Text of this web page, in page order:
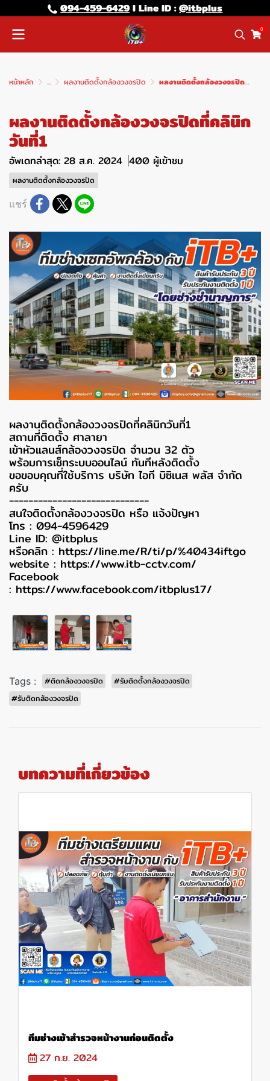
094-459-6429l Line lD :@itbplus
0
หน้าหลัก ... ผลงานติดตั้งกล้องวงจรปิด ผลงานติดตั้งกล้องวงจรปิดที่คลินิกวันที่1
ผลงานติดตั้งกล้องวงจรปิดที่คลินิก
วันที่1
อัพเดทล่าสุด: 28 ส.ค. 2024 400 ผู้เข้าชม
ผลงานติดตั้งกล้องวงจรปิด
แชร์
ผลงานติดตั้งกล้องวงจรปิดที่คลินิกวันที่1
สถานที่ติดตั้ง ศาลายา
เข้าหัวแลนส์กล้องวงจรปิด จำนวน 32 ตัว
พร้อมการเซ็ทระบบออนไลน์ ทันทีหลังติดตั้ง
ขอขอบคุณที่ใช้บริการ บริษัท ไอที บิซิเนส พลัส จำกัด
ครับ
-----------------------------
สนใจติดตั้งกล้องวงจรปิด หรือ แจ้งปัญหา
โทร : 094-4596429
Line ID: @itbplus
หรือคลิก : https://line.me/R/ti/p/%40434iftgo
website : https://www.itb-cctv.com/
Facebook
: https://www.facebook.com/itbplus17/
Tags : #ติดกล้องวงจรปิด
#รับติดตั้งกล้องวงจรปิด
#รับติดกล้องวงจรปิด
บทความที่เกี่ยวข้อง
ทีมช่างเข้าสำรวจหน้างานก่อนติดตั้ง
27 ก.ย. 2024